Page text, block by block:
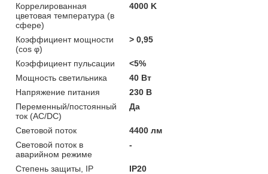
Коррелированная
цветовая температура (в
сфере)
4000 K
Коэффициент мощности
(cos φ)
> 0,95
Коэффициент пульсации
<5%
Мощность светильника
40 Вт
Напряжение питания
230 В
Переменный/постоянный
ток (AC/DC)
Да
Световой поток
4400 лм
Световой поток в
аварийном режиме
-
Степень защиты, IP
IP20